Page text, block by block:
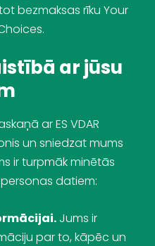
bezmaksas rīku Your
.
ar jūsu
arES VDAR
un sniedzat mums
ir turpmāk minētās
datiem:
Jums ir
par to, kāpēc un